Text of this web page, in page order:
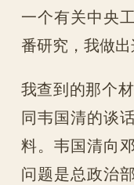
一个有关中央
番研究，我做出
我查到的那个
同韦国清的谈
料。韦国清向
问题是总政治